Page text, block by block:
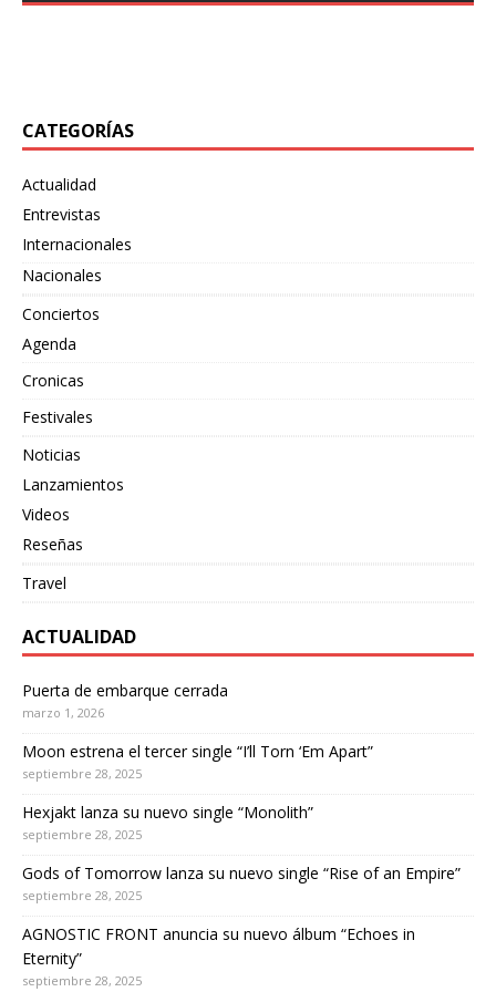
desatado su más reciente embestida sonora con
CATEGORÍAS
Actualidad
Entrevistas
Internacionales
Nacionales
Conciertos
Agenda
Cronicas
Festivales
Noticias
Lanzamientos
Videos
Reseñas
Travel
ACTUALIDAD
Puerta de embarque cerrada
marzo 1, 2026
Moon estrena el tercer single “I’ll Torn ‘Em Apart”
septiembre 28, 2025
Hexjakt lanza su nuevo single “Monolith”
septiembre 28, 2025
Gods of Tomorrow lanza su nuevo single “Rise of an Empire”
septiembre 28, 2025
AGNOSTIC FRONT anuncia su nuevo álbum “Echoes in
Eternity”
septiembre 28, 2025